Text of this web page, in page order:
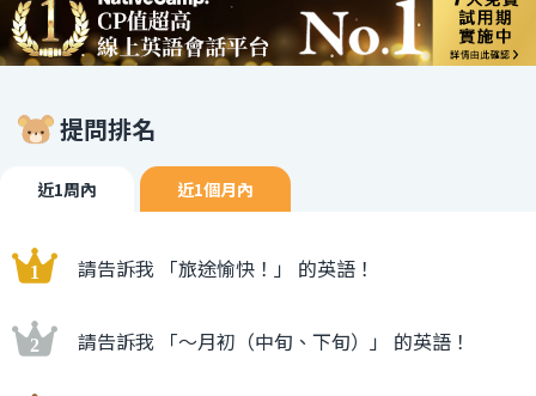
提問排名
近1周內 近1個月內
請告訴我 「旅途愉快！」 的英語！
請告訴我 「〜月初（中旬、下旬）」 的英語！